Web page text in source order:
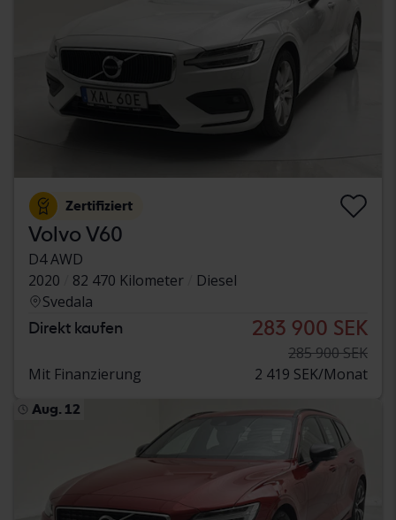
Zertifiziert
Volvo V60
D4 AWD
2020
82 470 Kilometer
Diesel
Svedala
Direkt kaufen 283 900 SEK
285 900 SEK
Mit Finanzierung
2 419 SEK/Monat
Aug. 12